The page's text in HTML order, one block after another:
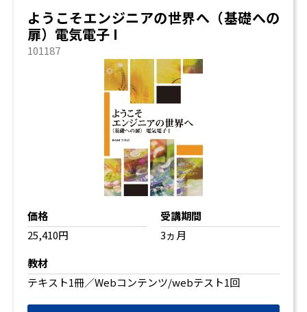
ようこそエンジニアの世界へ（基礎への
扉）電気電子 I
101187
価格
25,410円
受講期間
3ヵ月
教材
テキスト1冊／Webコンテンツ/webテスト1回